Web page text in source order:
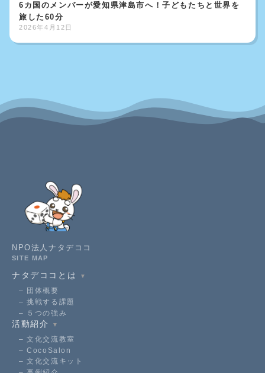
6カ国のメンバーが愛知県津島市へ！子どもたちと世界を
旅した60分
2026年4月12日
NPO法人ナタデココ
SITE MAP
ナタデココとは ▼
団体概要
挑戦する課題
５つの強み
活動紹介 ▼
文化交流教室
CocoSalon
文化交流キット